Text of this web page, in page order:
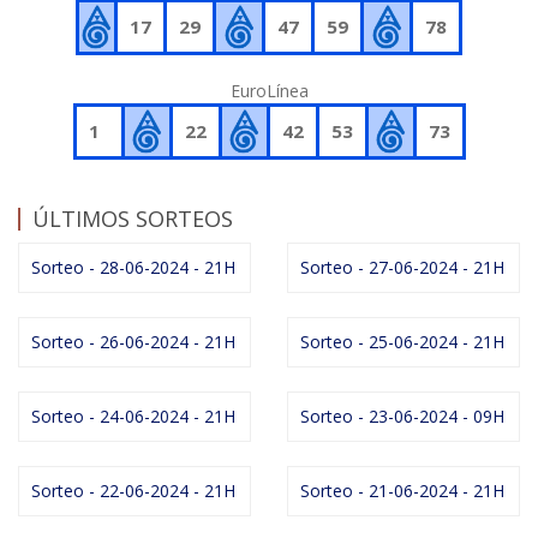
17 29 47 59 78
EuroLínea
1 22 42 53 73
ÚLTIMOS SORTEOS
Sorteo - 28-06-2024 - 21H Sorteo - 27-06-2024 - 21H
Sorteo - 26-06-2024 - 21H Sorteo - 25-06-2024 - 21H
Sorteo - 24-06-2024 - 21H Sorteo - 23-06-2024 - 09H
Sorteo - 22-06-2024 - 21H Sorteo - 21-06-2024 - 21H